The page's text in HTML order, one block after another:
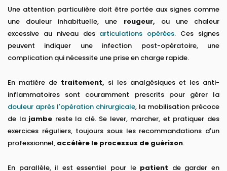
Une attention particulière doit être portée aux signes comme
une douleur inhabituelle, une rougeur, ou une chaleur
excessive au niveau des articulations opérées. Ces signes
peuvent indiquer une infection post-opératoire, une
complication qui nécessite une prise en charge rapide.
En matière de traitement, si les analgésiques et les anti-
inflammatoires sont couramment prescrits pour gérer la
douleur après l'opération chirurgicale, la mobilisation précoce
de la jambe reste la clé. Se lever, marcher, et pratiquer des
exercices réguliers, toujours sous les recommandations d'un
professionnel, accélère le processus de guérison.
En parallèle, il est essentiel pour le patient de garder en